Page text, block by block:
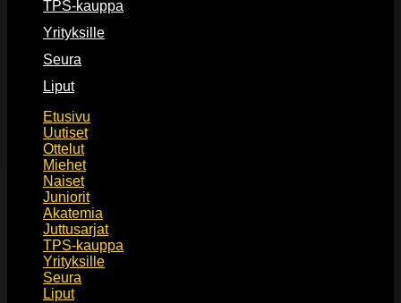
TPS-kauppa
Yrityksille
Seura
Liput
Etusivu
Uutiset
Ottelut
Miehet
Naiset
Juniorit
Akatemia
Juttusarjat
TPS-kauppa
Yrityksille
Seura
Liput